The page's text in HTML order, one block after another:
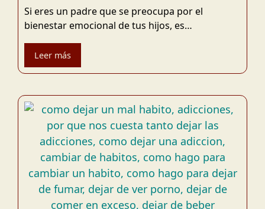
Si eres un padre que se preocupa por el
bienestar emocional de tus hijos, es…
Leer más